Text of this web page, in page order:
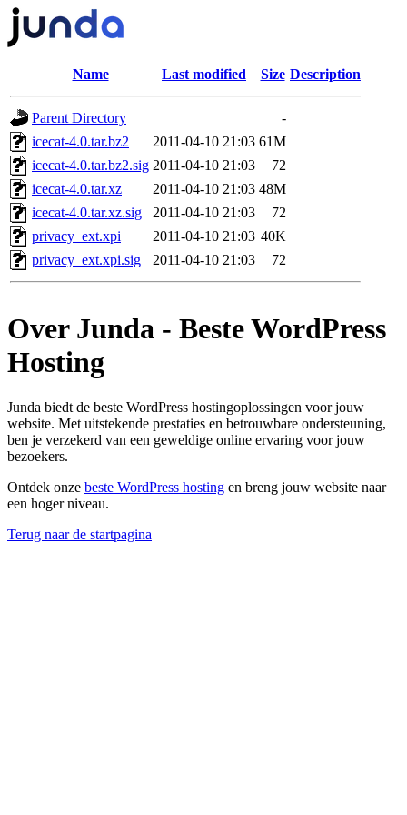
Name Last modified Size Description
Parent Directory
-
icecat-4.0.tar.bz2
2011-04-10 21:03 61M
icecat-4.0.tar.bz2.sig 2011-04-10 21:03
72
icecat-4.0.tar.xz
2011-04-10 21:03 48M
icecat-4.0.tar.xz.sig
2011-04-10 21:03
72
privacy_ext.xpi
2011-04-10 21:03 40K
privacy_ext.xpi.sig
2011-04-10 21:03 72
Over Junda - Beste WordPress
Hosting
Junda biedt de beste WordPress hostingoplossingen voor jouw
website. Met uitstekende prestaties en betrouwbare ondersteuning,
ben je verzekerd van een geweldige online ervaring voor jouw
bezoekers.
Ontdek onze beste WordPress hosting en breng jouw website naar
een hoger niveau.
Terug naar de startpagina